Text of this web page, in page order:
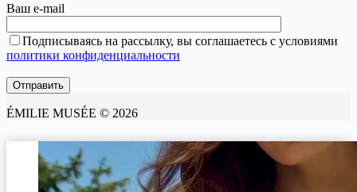
Ваш e-mail
Подписываясь на рассылку, вы соглашаетесь с условиями
политики конфиденциальности
ÉMILIE MUSÉE © 2026